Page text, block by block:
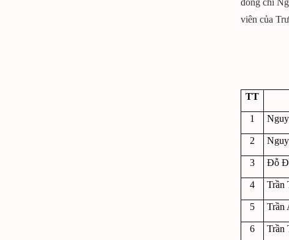
viên của
TT
1
2
3 Đỗ
4 Trần
5 Trần
6 Trần